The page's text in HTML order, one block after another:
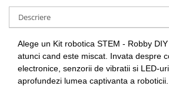
Descriere
Alege un Kit robotica STEM - Robby
atunci cand este miscat. Invata despre
electronice, senzorii de vibratii si LED-
aprofundezi lumea captivanta a roboticii.